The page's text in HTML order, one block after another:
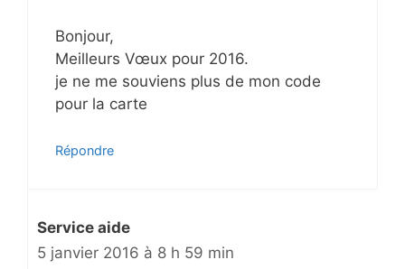
Bonjour,
Meilleurs Vœux pour 2016.
je ne me souviens plus de mon code
pour la carte
Répondre
Service aide
5 janvier 2016 à 8 h 59 min